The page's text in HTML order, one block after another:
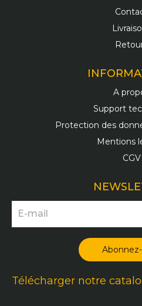
A
Support
Protection des
Mentions
CGV
Télécharger notre